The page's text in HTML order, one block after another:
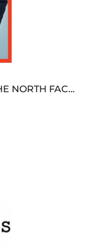
ノースフェイス 偽物 ダウン人気【THE NORTH FACE】M'S 7 SUMMIT HIM...